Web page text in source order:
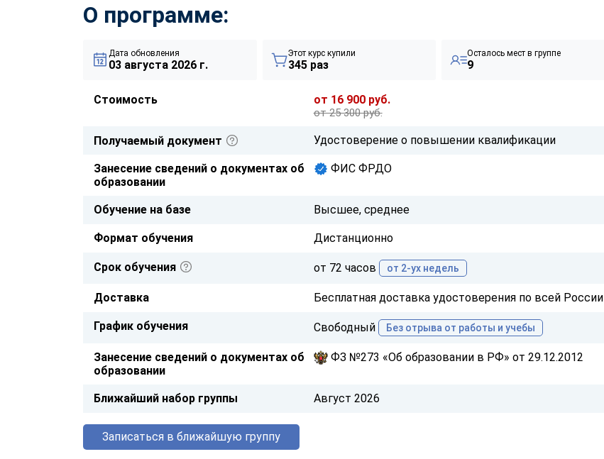
О программе:
Дата обновления
03 августа 2026 г.
Этот курс купили
345 раз
Осталось мест в группе
9
Стоимость от 16 900 руб.
от 25 300 руб.
Получаемый документ Удостоверение о повышении квалификации
Занесение сведений о документах об
образовании
ФИС ФРДО
Обучение на базе Высшее, среднее
Формат обучения Дистанционно
Срок обучения от 72 часов от 2-ух недель
Доставка Бесплатная доставка удостоверения по всей России
График обучения Свободный Без отрыва от работы и учебы
Занесение сведений о документах об
образовании
ФЗ №273 «Об образовании в РФ» от 29.12.2012
Ближайший набор группы Август 2026
Записаться в ближайшую группу